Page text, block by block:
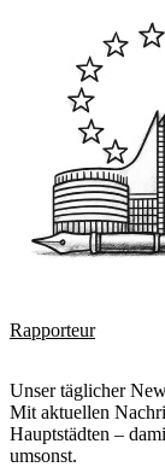
Rapporteur
Unser täglicher
Mit aktuellen
Hauptstädten –
umsonst.